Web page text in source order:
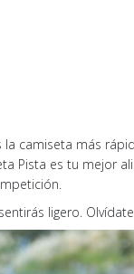
camiseta más
Pista es tu mejor
ligero.